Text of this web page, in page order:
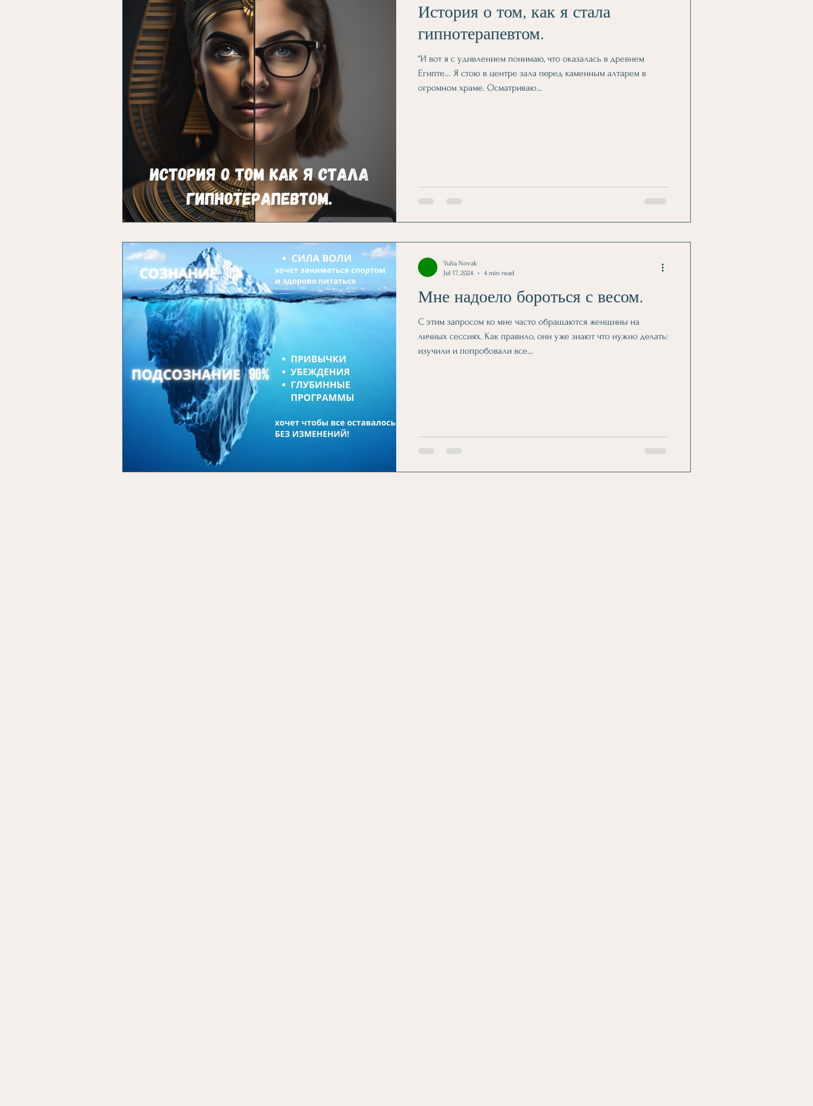
История о том, как я стала
гипнотерапевтом.
“И вот я с удивлением понимаю, что оказалась в древнем
Египте… Я стою в центре зала перед каменным алтарем в
огромном храме. Осматриваю...
Мне надоело бороться с весом.
С этим запросом ко мне часто обращаются женщины на
личных сессиях. Как правило, они уже знают что нужно делать:
изучили и попробовали все...
Yulia Novak
Jul 17, 2024
4 min read